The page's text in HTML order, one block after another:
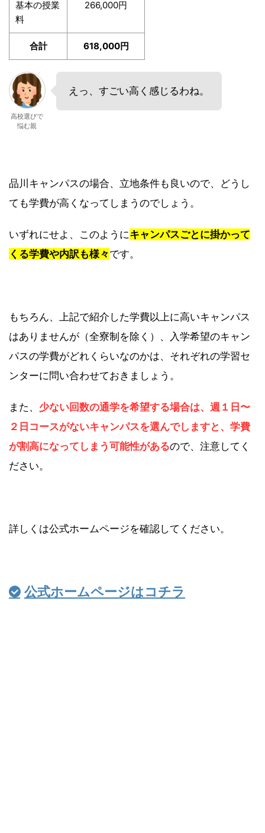
基本の授業
料
266,000円
合計 618,000円
高校選びで
悩む親
えっ、すごい高く感じるわね。
品川キャンパスの場合、立地条件も良いので、どうし
ても学費が高くなってしまうのでしょう。
いずれにせよ、このようにキャンパスごとに掛かって
くる学費や内訳も様々 です。
もちろん、上記で紹介した学費以上に高いキャンパス
はありませんが（全寮制を除く）、入学希望のキャン
パスの学費がどれくらいなのかは、それぞれの学習セ
ンターに問い合わせておきましょう。
また、 少ない回数の通学を希望する場合は、週１日〜
２日コースがないキャンパスを選んでしますと、学費
が割高になってしまう可能性があるので、注意してく
ださい。
詳しくは公式ホームページを確認してください。
公式ホームページはコチラ